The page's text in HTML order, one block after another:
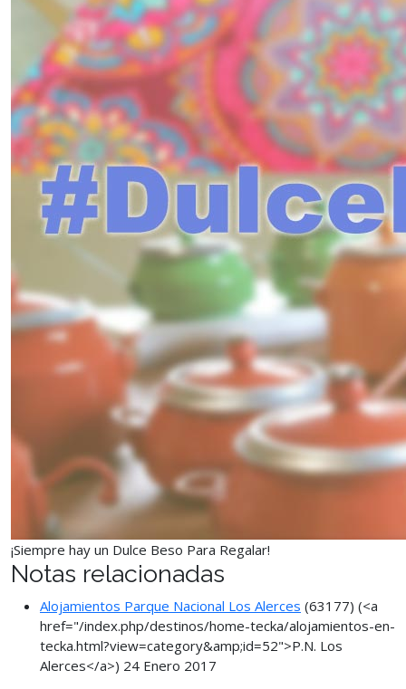
¡Siempre hay un Dulce Beso Para Regalar!
Notas relacionadas
Alojamientos Parque Nacional Los Alerces (63177) (<a
href="/index.php/destinos/home-tecka/alojamientos-en-
tecka.html?view=category&amp;id=52">P.N. Los
Alerces</a>) 24 Enero 2017